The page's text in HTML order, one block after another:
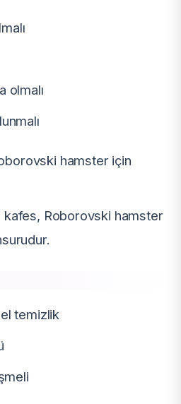
olmalı
hamster için
kafes, Roborovski hamster
temizlik